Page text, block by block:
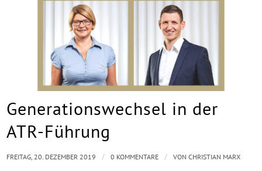
Generationswechsel in der
ATR-Führung
FREITAG, 20. DEZEMBER 2019 / 0 KOMMENTARE / VONCHRISTIAN MARX